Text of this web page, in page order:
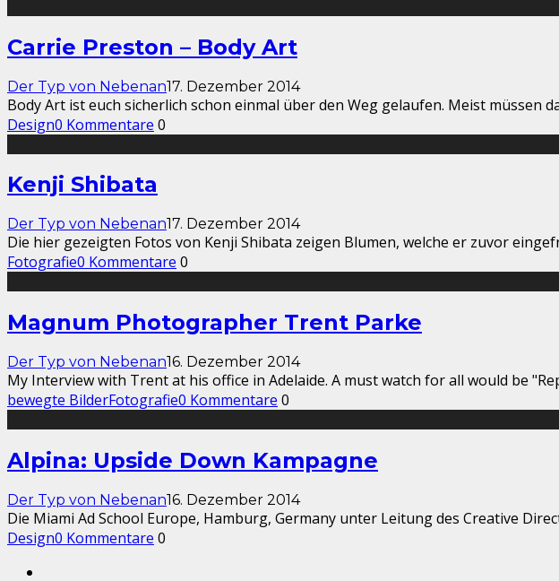
Carrie Preston – Body Art
Der Typ von Nebenan17. Dezember 2014
Body Art ist euch sicherlich schon einmal über den Weg gelaufen. Meist
Design0 Kommentare 0
Kenji Shibata
Der Typ von Nebenan17. Dezember 2014
Die hier gezeigten Fotos von Kenji Shibata zeigen Blumen, welche er zuvor
Fotografie0 Kommentare 0
Magnum Photographer Trent Parke
Der Typ von Nebenan16. Dezember 2014
My Interview with Trent at his office in Adelaide. A must watch for all would be
bewegte BilderFotografie0 Kommentare 0
Alpina: Upside Down Kampagne
Der Typ von Nebenan16. Dezember 2014
Die Miami Ad School Europe, Hamburg, Germany unter Leitung des Creative
Design0 Kommentare 0